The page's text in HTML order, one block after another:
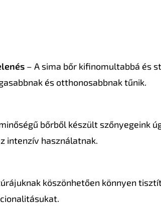
– A sima bőr kifinomultabbá és
és otthonosabbnak tűnik.
bőrből készült szőnyegeink
intenzív használatnak.
köszönhetően könnyen